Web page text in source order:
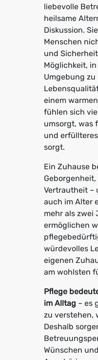
liebevolle
heilsame
Diskussion.
Menschen
und
Möglichkeit,
Umgebung
einem
fühlen sich
umsorgt, was
und
sorgt.
Ein Zuhause
Vertrautheit –
auch im Alter
mehr als zwei
ermöglichen
würdevolles
eigenen
am wohlsten
Pflege
im Alltag – es
zu verstehen,
Deshalb
Wünschen